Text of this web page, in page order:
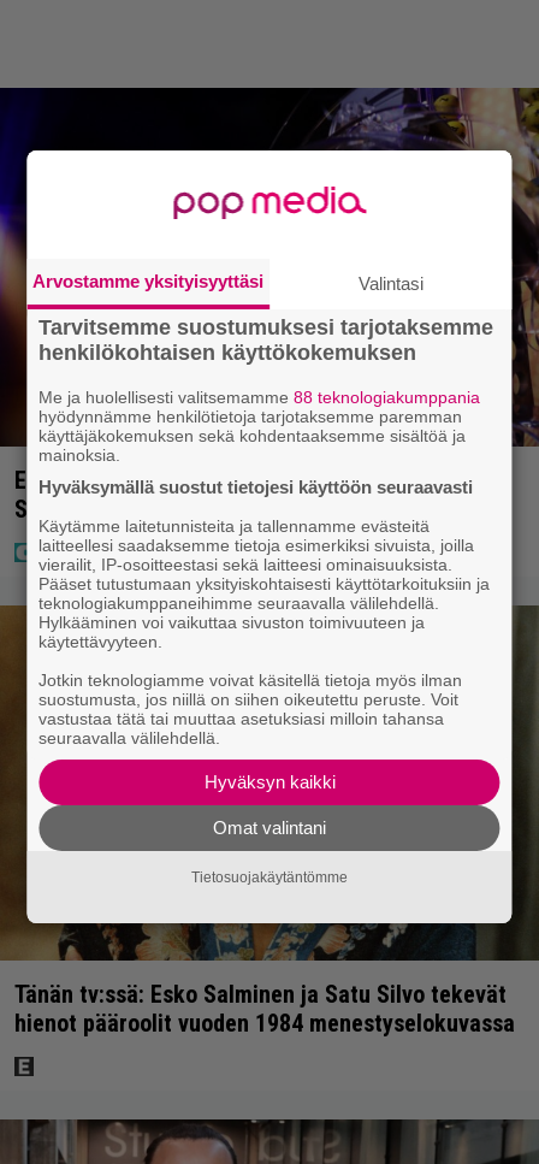
Eurojackpotissa poksahti 32,7 miljoonaa, ja tänne
Suomen isoin voitto meni
Tänän tv:ssä: Esko Salminen ja Satu Silvo tekevät
hienot pääroolit vuoden 1984 menestyselokuvassa
Arvostamme yksityisyyttäsi Valintasi
Tarvitsemme suostumuksesi tarjotaksemme
henkilökohtaisen käyttökokemuksen
Me ja huolellisesti valitsemamme88 teknologiakumppania
hyödynnämme henkilötietoja tarjotaksemme paremman
käyttäjäkokemuksen sekä kohdentaaksemme sisältöä ja
mainoksia.
Hyväksymällä suostut tietojesi käyttöön seuraavasti
Käytämme laitetunnisteita ja tallennamme evästeitä
laitteellesi saadaksemme tietoja esimerkiksi sivuista, joilla
vierailit, IP-osoitteestasi sekä laitteesi ominaisuuksista.
Pääset tutustumaan yksityiskohtaisesti käyttötarkoituksiin ja
teknologiakumppaneihimme seuraavalla välilehdellä.
Hylkääminen voi vaikuttaa sivuston toimivuuteen ja
käytettävyyteen.
Jotkin teknologiamme voivat käsitellä tietoja myös ilman
suostumusta, jos niillä on siihen oikeutettu peruste. Voit
vastustaa tätä tai muuttaa asetuksiasi milloin tahansa
seuraavalla välilehdellä.
Hyväksyn kaikki
Omat valintani
Tietosuojakäytäntömme